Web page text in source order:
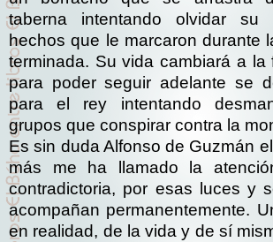
taberna intentando olvidar su
hechos que le marcaron durante
terminada. Su vida cambiará a la
para poder seguir adelante se
para el rey intentando
grupos que conspirar contra la
Es sin duda Alfonso de Guzmán
más me ha llamado la
contradictoria, por esas luces y
acompañan permanentemente.
en realidad, de la vida y de sí